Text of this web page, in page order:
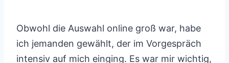
Obwohl die Auswahl online groß war, habe
ich jemanden gewählt, der im Vorgespräch
intensiv auf mich einging. Es war mir wichtig,